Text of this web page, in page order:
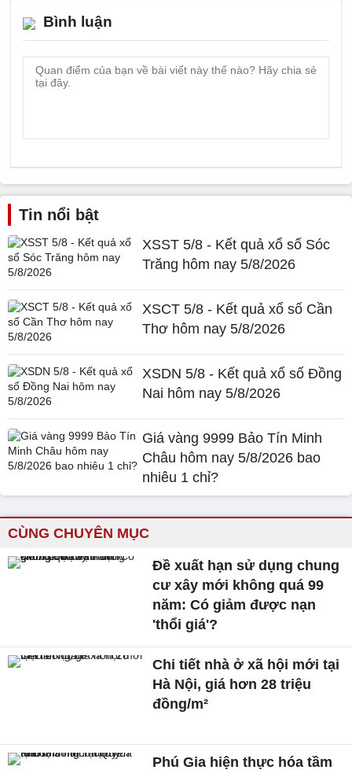
Bình luận
Tin nổi bật
XSST 5/8 - Kết quả xổ số Sóc
Trăng hôm nay 5/8/2026
XSCT 5/8 - Kết quả xổ số Cần
Thơ hôm nay 5/8/2026
XSDN 5/8 - Kết quả xổ số Đồng
Nai hôm nay 5/8/2026
Giá vàng 9999 Bảo Tín Minh
Châu hôm nay 5/8/2026 bao
nhiêu 1 chỉ?
CÙNG CHUYÊN MỤC
Đề xuất hạn sử dụng chung
cư xây mới không quá 99
năm: Có giảm được nạn
'thổi giá'?
Chi tiết nhà ở xã hội mới tại
Hà Nội, giá hơn 28 triệu
đồng/m²
Phú Gia hiện thực hóa tầm